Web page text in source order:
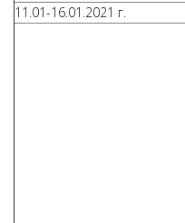
11.01-16.01.2021 г.